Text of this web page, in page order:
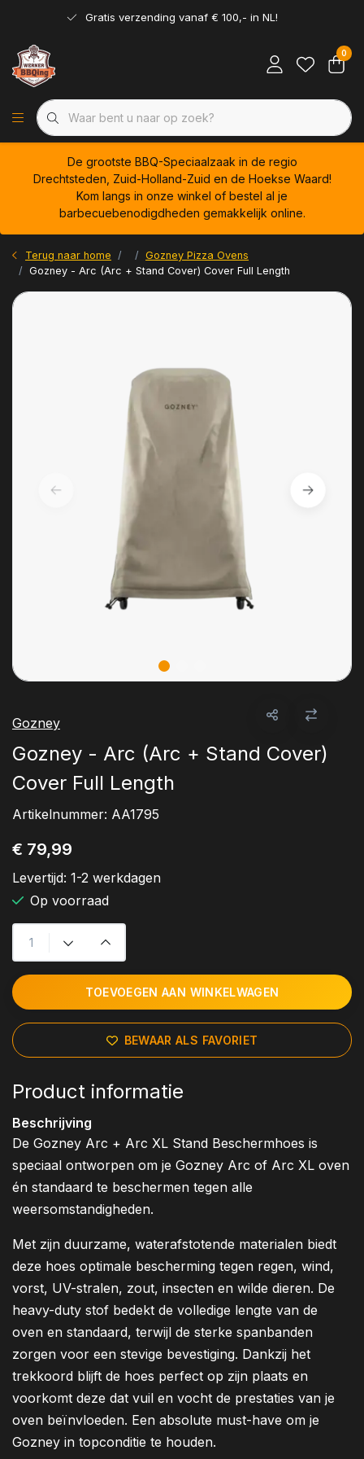
Gratis verzending vanaf € 100,- in NL!
0
De grootste BBQ-Speciaalzaak in de regio
Drechtsteden, Zuid-Holland-Zuid en de Hoekse Waard!
Kom langs in onze winkel of bestel al je
barbecuebenodigdheden gemakkelijk online.
Terug naar home
Gozney Pizza Ovens
Gozney - Arc (Arc + Stand Cover) Cover Full Length
Gozney
Gozney - Arc (Arc + Stand Cover)
Cover Full Length
Artikelnummer: AA1795
€ 79,99
Levertijd: 1-2 werkdagen
Op voorraad
TOEVOEGEN AAN WINKELWAGEN
BEWAAR ALS FAVORIET
Product informatie
Beschrijving
De Gozney Arc + Arc XL Stand Beschermhoes is
speciaal ontworpen om je Gozney Arc of Arc XL oven
én standaard te beschermen tegen alle
weersomstandigheden.
Met zijn duurzame, waterafstotende materialen biedt
deze hoes optimale bescherming tegen regen, wind,
vorst, UV-stralen, zout, insecten en wilde dieren. De
heavy-duty stof bedekt de volledige lengte van de
oven en standaard, terwijl de sterke spanbanden
zorgen voor een stevige bevestiging. Dankzij het
trekkoord blijft de hoes perfect op zijn plaats en
voorkomt deze dat vuil en vocht de prestaties van je
oven beïnvloeden. Een absolute must-have om je
Gozney in topconditie te houden.